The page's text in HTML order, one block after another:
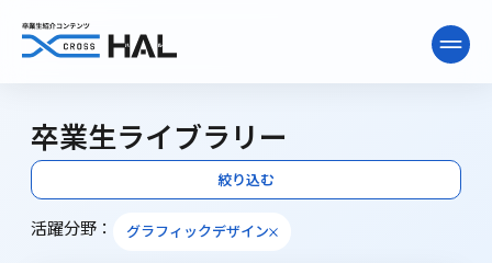
ニュース&インタビュー
卒業生ライブラリー
卒業生ライブラリー
絞り込む
活躍分野： グラフィックデザイン